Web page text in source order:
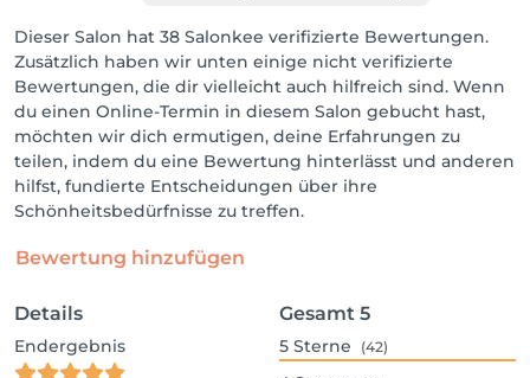
Dieser Salon hat 38 Salonkee verifizierte Bewertungen.
Zusätzlich haben wir unten einige nicht verifizierte
Bewertungen, die dir vielleicht auch hilfreich sind. Wenn
du einen Online-Termin in diesem Salon gebucht hast,
möchten wir dich ermutigen, deine Erfahrungen zu
teilen, indem du eine Bewertung hinterlässt und anderen
hilfst, fundierte Entscheidungen über ihre
Schönheitsbedürfnisse zu treffen.
Bewertung hinzufügen
Details
Endergebnis
Gesamt 5
5 Sterne (42)